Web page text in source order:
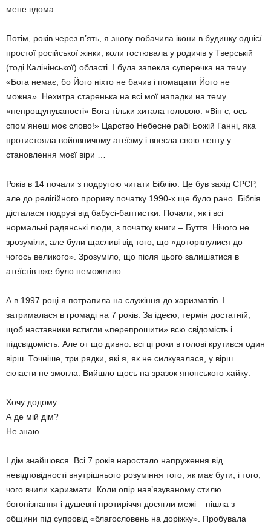
мене вдома.
Потім, років через п’ять, я знову побачила ікони в будинку однієї
простої російської жінки, коли гостювала у родичів у Тверській
(тоді Калінінської) області. І була запекла суперечка на тему
«Бога немає, бо Його ніхто не бачив і помацати Його не
можна». Нехитра старенька на всі мої нападки на тему
«непрощупуваності» Бога тільки хитала головою: «Він є, ось
спом’янеш моє слово!» Царство Небесне рабі Божій Ганні, яка
протистояла войовничому атеїзму і внесла свою лепту у
становлення моєї віри …
Років в 14 почали з подругою читати Біблію. Це був захід СРСР,
але до релігійного прориву початку 1990-х ще було рано. Біблія
дісталася подрузі від бабусі-баптистки. Почали, як і всі
нормальні радянські люди, з початку книги – Буття. Нічого не
зрозуміли, але були щасливі від того, що «доторкнулися до
чогось великого». Зрозуміло, що після цього залишатися в
атеїстів вже було неможливо.
А в 1997 році я потрапила на служіння до харизматів. І
затрималася в громаді на 7 років. За ідеєю, термін достатній,
щоб наставники встигли «перепрошити» всю свідомість і
підсвідомість. Але от що дивно: всі ці роки в голові крутився один
вірш. Точніше, три рядки, які я, як не силкувалася, у вірш
скласти не змогла. Вийшло щось на зразок японського хайку:
Хочу додому …
А де мій дім?
Не знаю …
І дім знайшовся. Всі 7 років наростало напруження від
невідповідності внутрішнього розуміння того, як має бути, і того,
чого вчили харизмати. Коли опір нав’язуваному стилю
богопізнання і душевні протиріччя досягли межі – пішла з
общини під супровід «благословень на доріжку». Пробувала